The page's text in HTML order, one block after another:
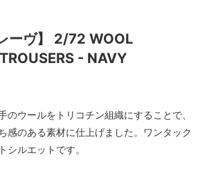
ーヴ】 2/72 WOOL
- NAVY
のウールをトリコチン組織にすることで、
感のある素材に仕上げました。ワンタック
シルエットです。